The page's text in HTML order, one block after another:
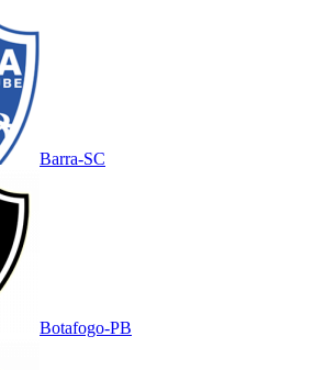
Barra-SC
Botafogo-PB